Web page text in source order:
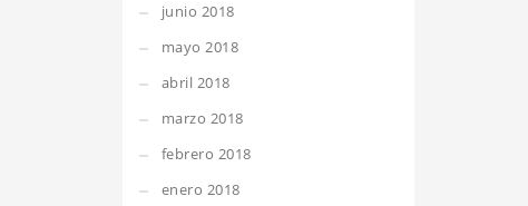
junio 2018
mayo 2018
abril 2018
marzo 2018
febrero 2018
enero 2018